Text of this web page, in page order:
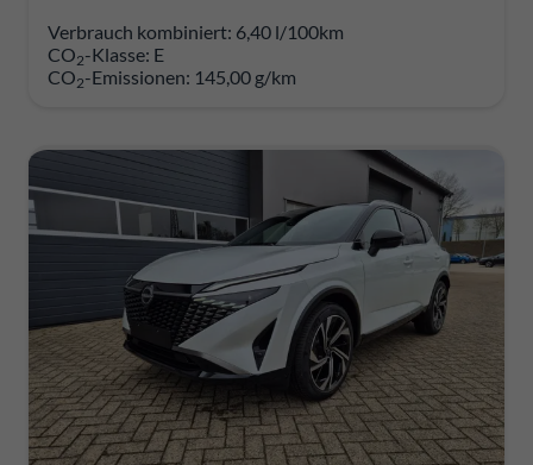
Verbrauch kombiniert: 6,40 l/100km
CO2-Klasse: E
CO2-Emissionen: 145,00 g/km